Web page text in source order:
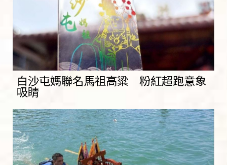
白沙屯媽聯名馬祖高粱 粉紅超跑意象
吸睛